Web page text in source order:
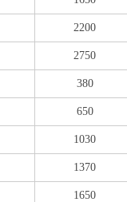
2200
2750
380
650
1030
1370
1650